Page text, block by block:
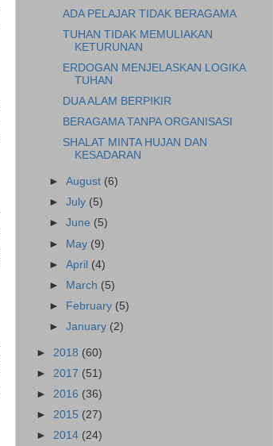
ADA PELAJAR TIDAK BERAGAMA
TUHAN TIDAK MEMULIAKAN
KETURUNAN
ERDOGAN MENJELASKAN LOGIKA
TUHAN
DUA ALAM BERPIKIR
BERAGAMA TANPA ORGANISASI
SHALAT MINTA HUJAN DAN
KESADARAN
►August (6)
►July (5)
►June (5)
► May (9)
►April (4)
►
March (5)
►
February (5)
►January (2)
► 2018 (60)
► 2017 (51)
► 2016 (36)
► 2015 (27)
► 2014 (24)